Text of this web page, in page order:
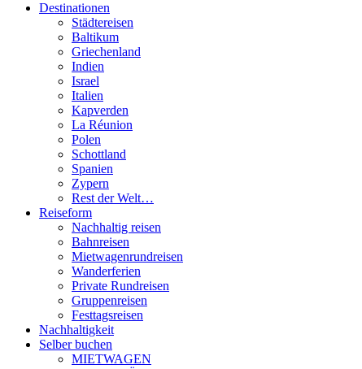
Destinationen
Städtereisen
Baltikum
Griechenland
Indien
Israel
Italien
Kapverden
La Réunion
Polen
Schottland
Spanien
Zypern
Rest der Welt…
Reiseform
Nachhaltig reisen
Bahnreisen
Mietwagenrundreisen
Wanderferien
Private Rundreisen
Gruppenreisen
Festtagsreisen
Nachhaltigkeit
Selber buchen
MIETWAGEN